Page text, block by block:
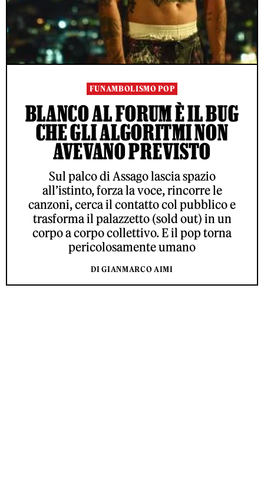
FUNAMBOLISMO POP
BLANCO AL FORUM È IL BUG
CHE GLI ALGORITMI NON
AVEVANO PREVISTO
Sul palco di Assago lascia spazio
all’istinto, forza la voce, rincorre le
canzoni, cerca il contatto col pubblico e
trasforma il palazzetto (sold out) in un
corpo a corpo collettivo. E il pop torna
pericolosamente umano
DI GIANMARCO AIMI